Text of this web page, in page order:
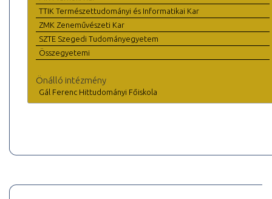
TTIK Természettudományi és Informatikai Kar
ZMK Zeneművészeti Kar
SZTE Szegedi Tudományegyetem
Összegyetemi
Önálló intézmény
Gál Ferenc Hittudományi Főiskola